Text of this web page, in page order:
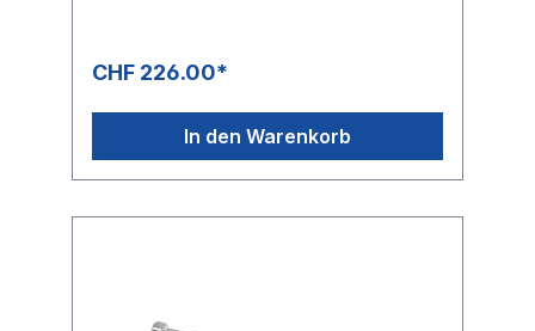
CHF 226.00*
In den Warenkorb